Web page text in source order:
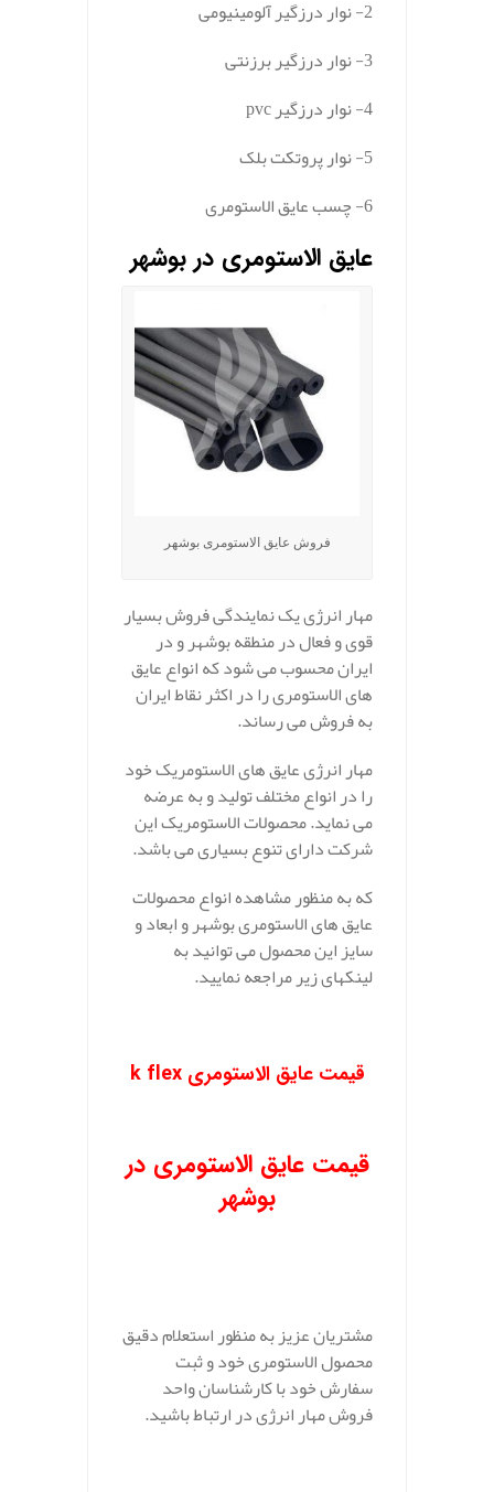
2- نوار درزگیر آلومینیومی
3- نوار درزگیر برزنتی
4- نوار درزگیر pvc
5- نوار پروتکت بلک
6- چسب عایق الاستومری
عایق الاستومری در بوشهر
فروش عایق الاستومری بوشهر
مهار انرژی یک نمایندگی فروش بسیار
قوی و فعال در منطقه بوشهر و در
ایران محسوب می شود که انواع عایق
های الاستومری را در اکثر نقاط ایران
به فروش می رساند.
مهار انرژی عایق های الاستومریک خود
را در انواع مختلف تولید و به عرضه
می نماید. محصولات الاستومریک این
شرکت دارای تنوع بسیاری می باشد.
که به منظور مشاهده انواع محصولات
عایق های الاستومری بوشهر و ابعاد و
سایز این محصول می توانید به
لینکهای زیر مراجعه نمایید.
قیمت عایق الاستومری k flex
قیمت عایق الاستومری در
بوشهر
مشتریان عزیز به منظور استعلام دقیق
محصول الاستومری خود و ثبت
سفارش خود با کارشناسان واحد
فروش مهار انرژی در ارتباط باشید.